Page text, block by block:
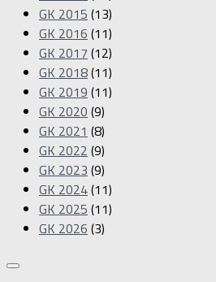
GK 2015 (13)
GK 2016 (11)
GK 2017 (12)
GK 2018(11)
GK 2019 (11)
GK 2020 (9)
GK 2021 (8)
GK 2022 (9)
GK 2023 (9)
GK 2024(11)
GK 2025 (11)
GK 2026 (3)